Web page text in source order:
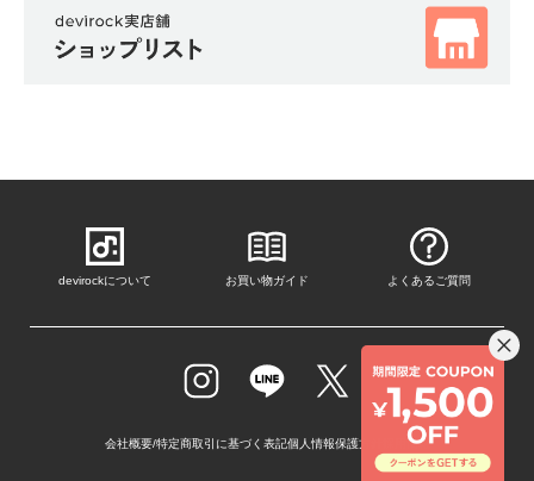
devirockについて お買い物ガイド よくあるご質問
会社概要/特定商取引に基づく表記個人情報保護方針 採用情報